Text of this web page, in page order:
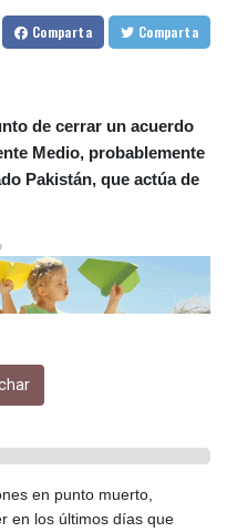
522.915026
110.186265
205.338828
7.47541
153.530983
57.54318
17.322822
186.117873
0.857848
0.857774
3.019946
84.878181
Comparta Comparta
de cerrar un acuerdo
Medio, probablemente
Pakistán, que actúa de
en punto muerto,
en los últimos días que